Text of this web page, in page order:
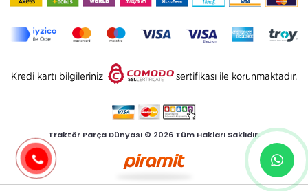
Traktör Parça Dünyası © 2026 Tüm Hakları Saklıdır.